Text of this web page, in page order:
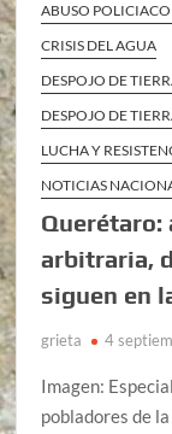
ABUSO
CRISIS DEL AGUA
DESPOJO DE
DESPOJO DE
LUCHA Y
NOTICIAS
Querétaro:
arbitraria,
siguen en
grieta 4
Imagen:
pobladores de